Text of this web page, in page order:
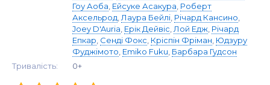
Гоу Аоба Ейсуке Асакура Роберт
Аксельрод Лаура Бейлі Річард Кансино
Joey D'Auria Ерік Дейвіс Лой Едж Річард
Епкар Сенді Фокс Кріспін Фріман Юдзуру
Фуджімото Emiko Fuku Барбара Гудсон
Тривалість:
0+